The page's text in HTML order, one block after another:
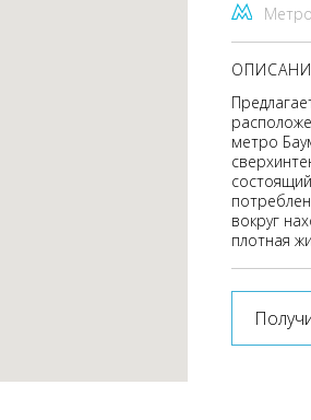
Метро
метро
вокруг
плотная